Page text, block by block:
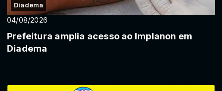
Diadema
04/08/2026
Prefeitura amplia acesso ao Implanon em
Diadema